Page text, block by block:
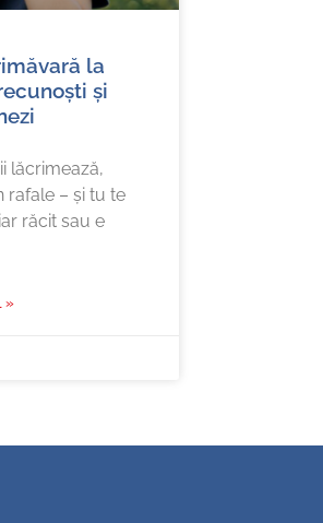
la
și
lăcrimează,
rafale – și tu te
răcit sau e
»